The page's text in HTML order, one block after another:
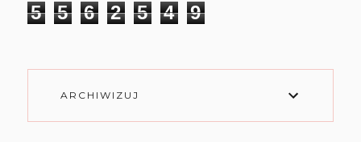
5 5 6 2 5 4 9
ARCHIWIZUJ